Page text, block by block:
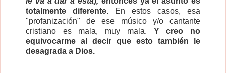
totalmente diferente.
En estos casos, esa
"profanización" de ese músico y/o cantante
cristiano es mala, muy mala. Y creo no
equivocarme al decir que esto también le
desagrada a Dios.